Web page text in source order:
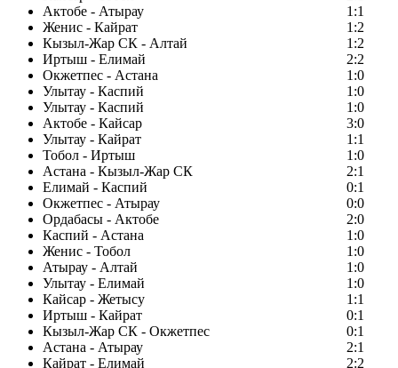
Актобе - Атырау
1:1
Женис - Кайрат
1:2
Кызыл-Жар СК - Алтай
1:2
Иртыш - Елимай
2:2
Окжетпес - Астана
1:0
Улытау - Каспий
1:0
Улытау - Каспий
1:0
Актобе - Кайсар
3:0
Улытау - Кайрат
1:1
Тобол - Иртыш
1:0
Астана - Кызыл-Жар СК
2:1
Елимай - Каспий
0:1
Окжетпес - Атырау
0:0
Ордабасы - Актобе
2:0
Каспий - Астана
1:0
Женис - Тобол
1:0
Атырау - Алтай
1:0
Улытау - Елимай
1:0
Кайсар - Жетысу
1:1
Иртыш - Кайрат
0:1
Кызыл-Жар СК - Окжетпес
0:1
Астана - Атырау
2:1
Кайрат - Елимай
2:2